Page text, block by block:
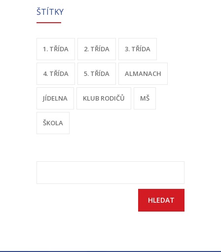
ŠTÍTKY
1. TŘÍDA 2. TŘÍDA 3. TŘÍDA
4. TŘÍDA 5. TŘÍDA ALMANACH
JÍDELNA KLUB RODIČŮ MŠ
ŠKOLA